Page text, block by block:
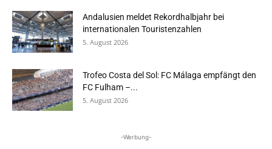
Andalusien meldet Rekordhalbjahr bei
internationalen Touristenzahlen
5. August 2026
Trofeo Costa del Sol: FC Málaga empfängt den
FC Fulham –...
5. August 2026
-Werbung-